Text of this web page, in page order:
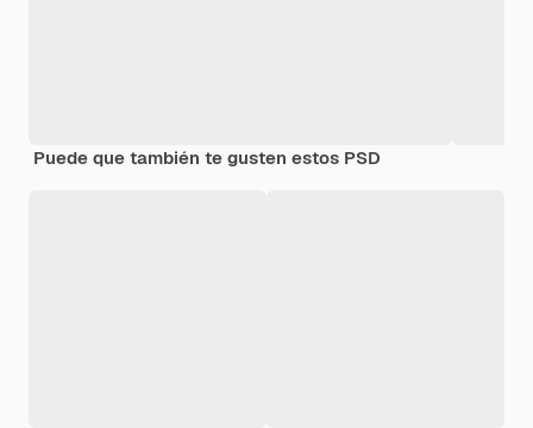
Puede que también te gusten estos PSD